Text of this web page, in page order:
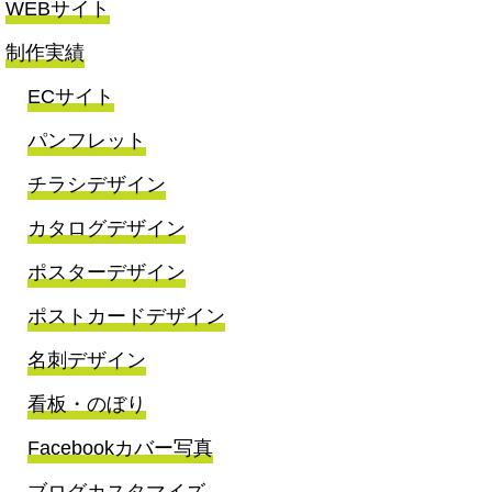
WEBサイト
制作実績
ECサイト
パンフレット
チラシデザイン
カタログデザイン
ポスターデザイン
ポストカードデザイン
名刺デザイン
看板・のぼり
Facebookカバー写真